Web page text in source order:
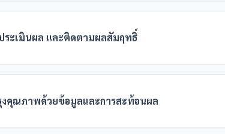
ระเมินผล และติดตามผลสัมฤทธิ์
งคุณภาพด้วยข้อมูลและการสะท้อนผล